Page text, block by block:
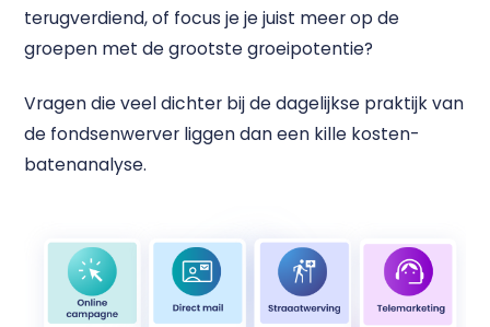
terugverdiend, of focus je je juist meer op de
groepen met de grootste groeipotentie?
Vragen die veel dichter bij de dagelijkse praktijk van
de fondsenwerver liggen dan een kille kosten-
batenanalyse.